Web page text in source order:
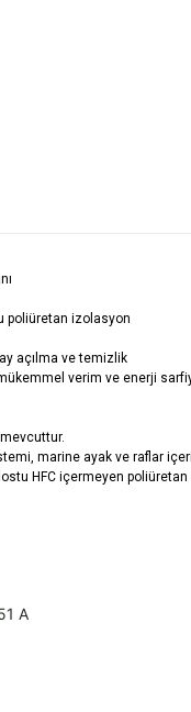
poliüretan izolasyon
açılma ve temizlik
verim ve enerji
marine ayak ve raflar
HFC içermeyen
A